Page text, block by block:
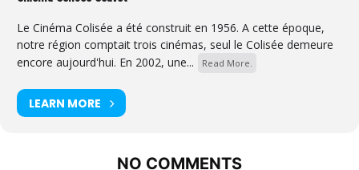
Le Cinéma Colisée a été construit en 1956. A cette époque,
notre région comptait trois cinémas, seul le Colisée demeure
encore aujourd'hui. En 2002, une...
Read More.
LEARN MORE
NO COMMENTS